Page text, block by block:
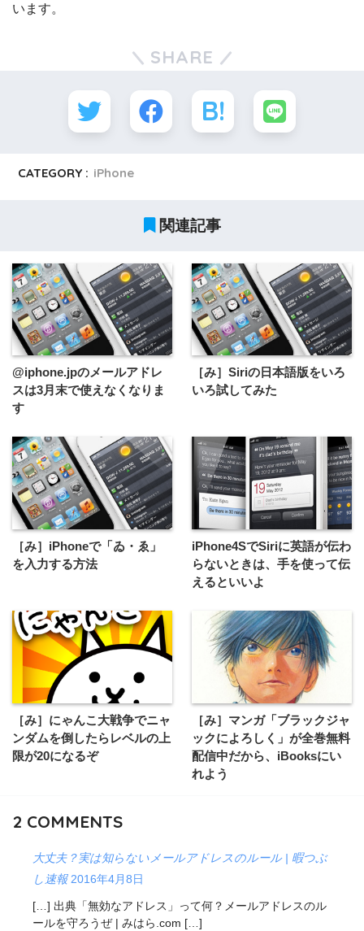
います。
SHARE
CATEGORY : iPhone
関連記事
@iphone.jpのメールアドレ
スは3月末で使えなくなりま
す
［み］Siriの日本語版をいろ
いろ試してみた
［み］iPhoneで「ゐ・ゑ」
を入力する方法
iPhone4SでSiriに英語が伝わ
らないときは、手を使って伝
えるといいよ
［み］にゃんこ大戦争でニャ
ンダムを倒したらレベルの上
限が20になるぞ
［み］マンガ「ブラックジャ
ックによろしく」が全巻無料
配信中だから、iBooksにい
れよう
2 COMMENTS
大丈夫？実は知らないメールアドレスのルール | 暇つぶ
し速報 2016年4月8日
[…] 出典「無効なアドレス」って何？メールアドレスのル
ールを守ろうぜ | みはら.com […]